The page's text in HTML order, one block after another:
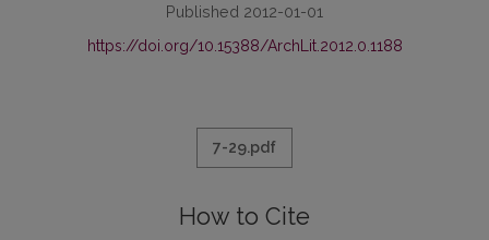
Published 2012-01-01
https://doi.org/10.15388/ArchLit.2012.0.1188
7-29.pdf
How to Cite